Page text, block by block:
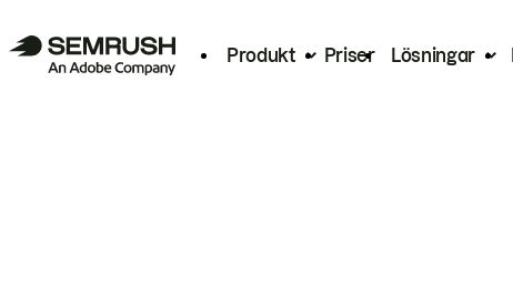
Produkt Priser Lösningar